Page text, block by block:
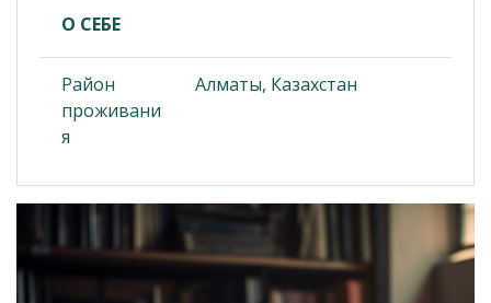
О СЕБЕ
Район
проживани
я
Алматы, Казахстан